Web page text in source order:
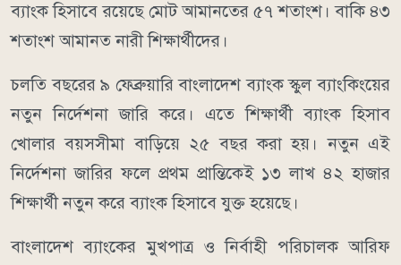
ব্যাংক হিসাবে রয়েছে মোট আমানতের ৫৭ শতাংশ। বাকি ৪৩
শতাংশ আমানত নারী শিক্ষার্থীদের।
চলতি বছরের ৯ ফেব্রুয়ারি বাংলাদেশ ব্যাংক স্কুল ব্যাংকিংয়ের
নতুন নির্দেশনা জারি করে। এতে শিক্ষার্থী ব্যাংক হিসাব
খোলার বয়সসীমা বাড়িয়ে ২৫ বছর করা হয়। নতুন এই
নির্দেশনা জারির ফলে প্রথম প্রান্তিকেই ১৩ লাখ ৪২ হাজার
শিক্ষার্থী নতুন করে ব্যাংক হিসাবে যুক্ত হয়েছে।
বাংলাদেশ ব্যাংকের মুখপাত্র ও নির্বাহী পরিচালক আরিফ